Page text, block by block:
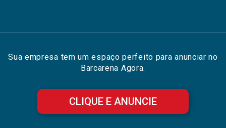
Sua empresa tem um espaço perfeito para anunciar no
Barcarena Agora.
CLIQUE E ANUNCIE